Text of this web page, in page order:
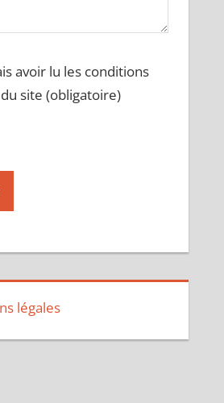
avoir lu les conditions
site (obligatoire)
légales